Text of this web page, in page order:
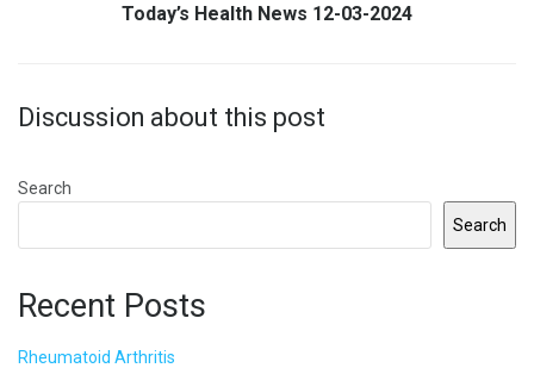
Today’s Health News 12-03-2024
Discussion about this post
Search
Search
Recent Posts
Rheumatoid Arthritis